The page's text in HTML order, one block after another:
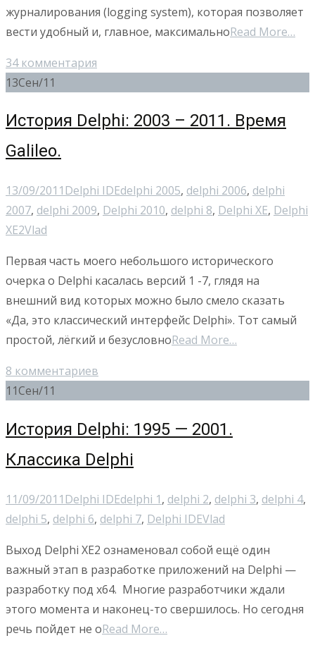
журналирования (logging system), которая позволяет
вести удобный и, главное, максимальноRead More…
34 комментария
13Сен/11
История Delphi: 2003 – 2011. Время
Galileo.
13/09/2011 Delphi IDEdelphi 2005, delphi 2006, delphi
2007, delphi 2009, Delphi 2010, delphi 8, Delphi XE, Delphi
XE2Vlad
Первая часть моего небольшого исторического
очерка о Delphi касалась версий 1 -7, глядя на
внешний вид которых можно было смело сказать
«Да, это классический интерфейс Delphi». Тот самый
простой, лёгкий и безусловноRead More…
8 комментариев
11Сен/11
История Delphi: 1995 — 2001.
Классика Delphi
11/09/2011 Delphi IDEdelphi 1, delphi 2, delphi 3, delphi 4,
delphi 5, delphi 6, delphi 7, Delphi IDEVlad
Выход Delphi XE2 ознаменовал собой ещё один
важный этап в разработке приложений на Delphi —
разработку под x64. Многие разработчики ждали
этого момента и наконец-то свершилось. Но сегодня
речь пойдет не оRead More…